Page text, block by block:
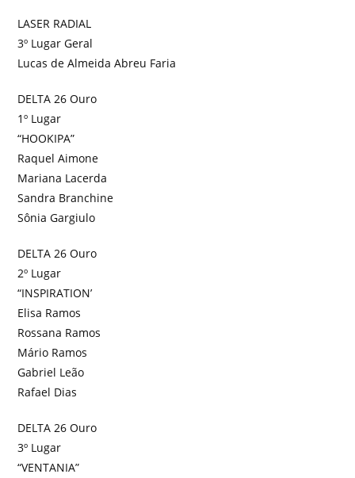
LASER RADIAL
3º Lugar Geral
Lucas de Almeida Abreu Faria
DELTA 26 Ouro
1º Lugar
“HOOKIPA”
Raquel Aimone
Mariana Lacerda
Sandra Branchine
Sônia Gargiulo
DELTA 26 Ouro
2º Lugar
“INSPIRATION’
Elisa Ramos
Rossana Ramos
Mário Ramos
Gabriel Leão
Rafael Dias
DELTA 26 Ouro
3º Lugar
“VENTANIA”